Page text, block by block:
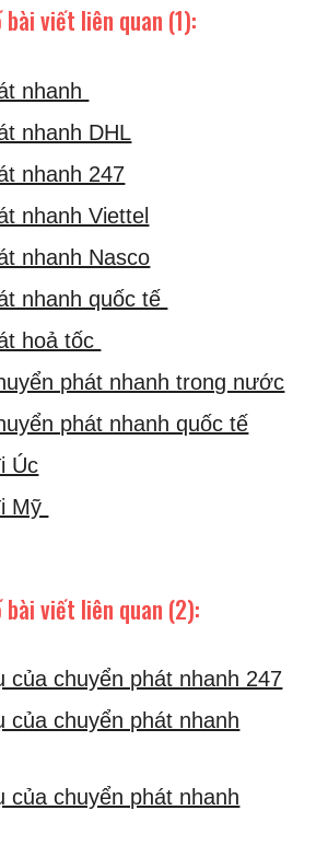
bài viết liên quan (1):
nhanh
nhanh DHL
nhanh 247
nhanh Viettel
nhanh Nasco
nhanh quốc tế
hoả tốc
phát nhanh trong nước
phát nhanh quốc tế
Úc
Mỹ
bài viết liên quan (2):
của chuyển phát nhanh 247
của chuyển phát nhanh
của chuyển phát nhanh